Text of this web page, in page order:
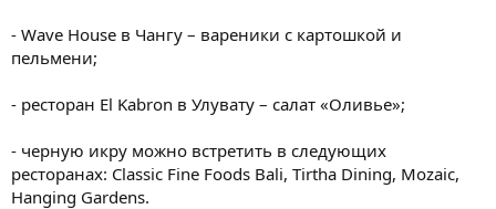
- Wave House в Чангу – вареники с картошкой и
пельмени;
- ресторан El Kabron в Улувату – салат «Оливье»;
- черную икру можно встретить в следующих
ресторанах: Classic Fine Foods Bali, Tirtha Dining, Mozaic,
Hanging Gardens.